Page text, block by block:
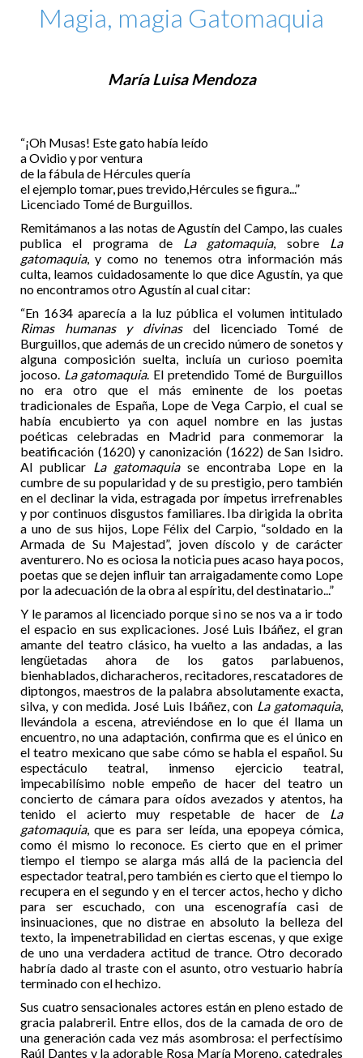
Magia, magia Gatomaquia
María Luisa Mendoza
“¡Oh Musas! Este gato había leído
a Ovidio y por ventura
de la fábula de Hércules quería
el ejemplo tomar, pues trevido,Hércules se figura...”
Licenciado Tomé de Burguillos.
Remitámanos a las notas de Agustín del Campo, las cuales
publica el programa de La gatomaquia, sobre La
gatomaquia, y como no tenemos otra información más
culta, leamos cuidadosamente lo que dice Agustín, ya que
no encontramos otro Agustín al cual citar:
“En 1634 aparecía a la luz pública el volumen intitulado
Rimas humanas y divinasdel licenciado Tomé de
Burguillos, que además de un crecido número de sonetos y
alguna composición suelta, incluía un curioso poemita
jocoso. La gatomaquia. El pretendido Tomé de Burguillos
no era otro que el más eminente de los poetas
tradicionales de España, Lope de Vega Carpio, el cual se
había encubierto ya con aquel nombre en las justas
poéticas celebradas en Madrid para conmemorar la
beatificación (1620) y canonización (1622) de San Isidro.
Al publicar La gatomaquiase encontraba Lope en la
cumbre de su popularidad y de su prestigio, pero también
en el declinar la vida, estragada por ímpetus irrefrenables
y por continuos disgustos familiares. Iba dirigida la obrita
a uno de sus hijos, Lope Félix del Carpio, “soldado en la
Armada de Su Majestad”, joven díscolo y de carácter
aventurero. No es ociosa la noticia pues acaso haya pocos,
poetas que se dejen influir tan arraigadamente como Lope
por la adecuación de la obra al espíritu, del destinatario...”
Y le paramos al licenciado porque si no se nos va a ir todo
el espacio en sus explicaciones. José Luis Ibáñez, el gran
amante del teatro clásico, ha vuelto a las andadas, a las
lengüetadas ahora de los gatos parlabuenos,
bienhablados, dicharacheros, recitadores, rescatadores de
diptongos, maestros de la palabra absolutamente exacta,
silva, y con medida. José Luis Ibáñez, con La gatomaquia,
llevándola a escena, atreviéndose en lo que él llama un
encuentro, no una adaptación, confirma que es el único en
el teatro mexicano que sabe cómo se habla el español. Su
espectáculo teatral, inmenso ejercicio teatral,
impecabilísimo noble empeño de hacer del teatro un
concierto de cámara para oídos avezados y atentos, ha
tenido el acierto muy respetable de hacer de La
gatomaquia, que es para ser leída, una epopeya cómica,
como él mismo lo reconoce. Es cierto que en el primer
tiempo el tiempo se alarga más allá de la paciencia del
espectador teatral, pero también es cierto que el tiempo lo
recupera en el segundo y en el tercer actos, hecho y dicho
para ser escuchado, con una escenografía casi de
insinuaciones, que no distrae en absoluto la belleza del
texto, la impenetrabilidad en ciertas escenas, y que exige
de uno una verdadera actitud de trance. Otro decorado
habría dado al traste con el asunto, otro vestuario habría
terminado con el hechizo.
Sus cuatro sensacionales actores están en pleno estado de
gracia palabreril. Entre ellos, dos de la camada de oro de
una generación cada vez más asombrosa: el perfectísimo
Raúl Dantes y la adorable Rosa María Moreno, catedrales